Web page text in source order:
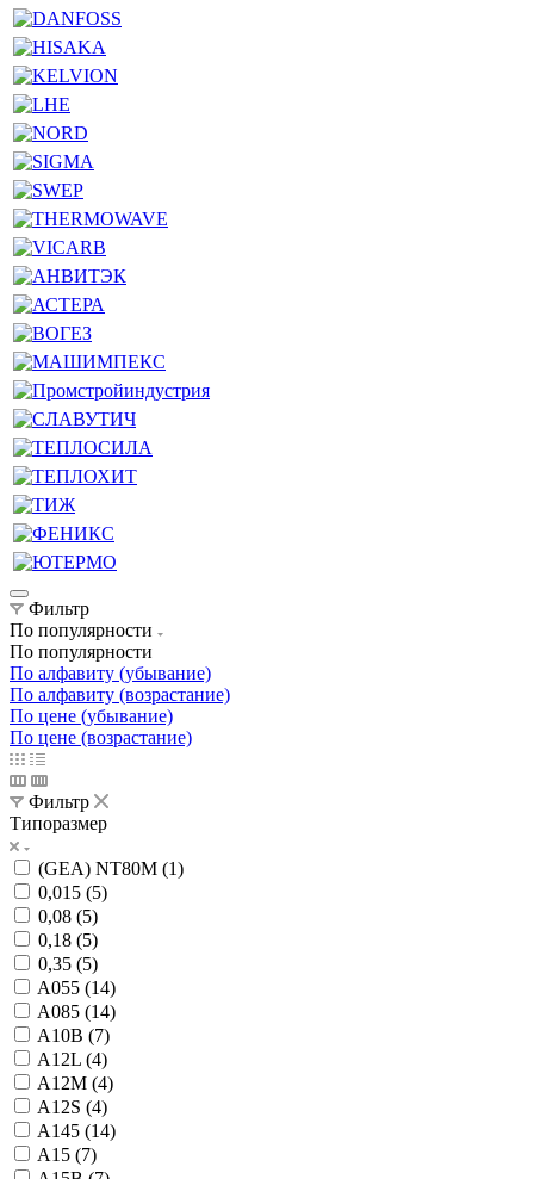
Фильтр
По популярности
По популярности
По алфавиту (убывание)
По алфавиту (возрастание)
По цене (убывание)
По цене (возрастание)
Фильтр
Типоразмер
(GEA) NT80M (1)
0,015 (5)
0,08 (5)
0,18 (5)
0,35 (5)
A055 (14)
A085 (14)
A10B (7)
A12L (4)
A12M (4)
A12S (4)
A145 (14)
A15 (7)